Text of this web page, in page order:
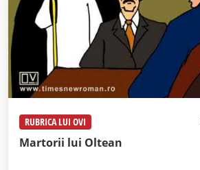
RUBRICA LUI OVI
Martorii lui Oltean